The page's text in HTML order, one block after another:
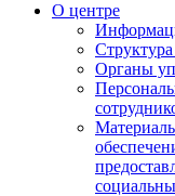
О центре
Органы